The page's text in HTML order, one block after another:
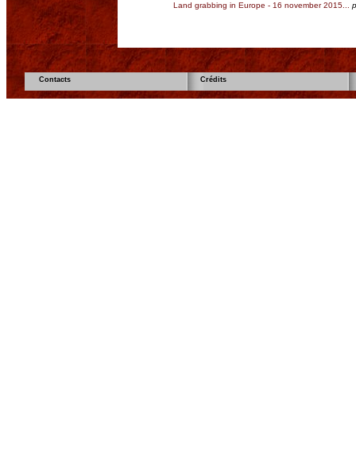
Land grabbing in Europe - 16 november 2015...
Contacts Crédits